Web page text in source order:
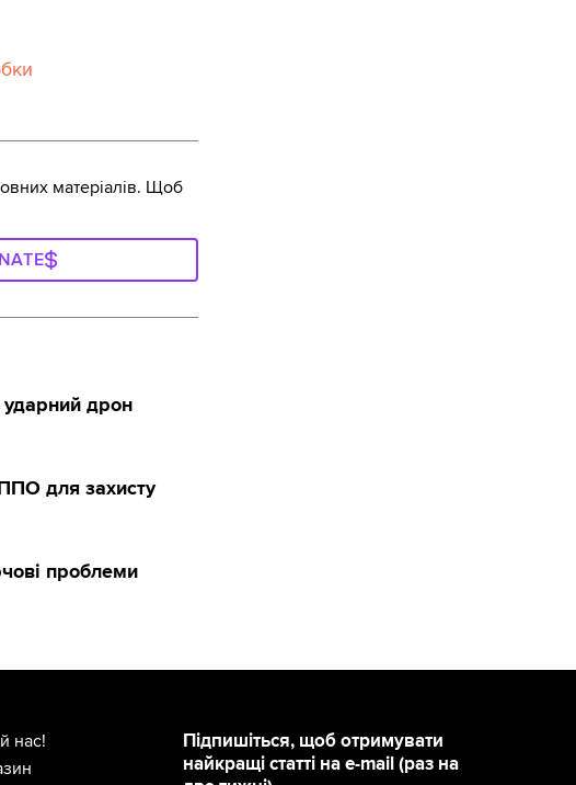
матеріалів. Щоб
дрон
для захисту
проблеми
Підпишіться, щоб отримувати
найкращі статті на e-mail (раз на
нас!